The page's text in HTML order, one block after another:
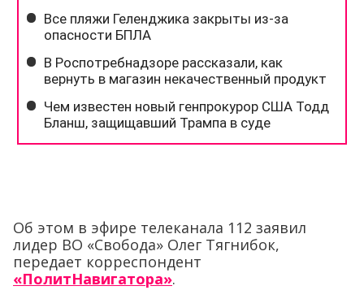
Об этом в эфире телеканала 112 заявил
лидер ВО «Свобода» Олег Тягнибок,
передает корреспондент
«ПолитНавигатора».